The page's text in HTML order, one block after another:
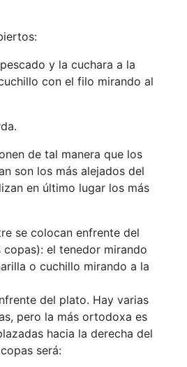
y la cuchara a la
con el filo mirando al
de tal manera que los
son los más alejados del
en último lugar los más
se colocan enfrente del
el tenedor mirando
o cuchillo mirando a la
del plato. Hay varias
pero la más ortodoxa es
hacia la derecha del
será: